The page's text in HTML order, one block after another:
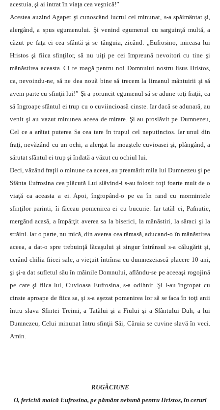
acestuia, şi ai intrat în viaţa cea veşnică!”
Acestea auzind Agapet şi cunoscând lucrul cel minunat, s-a spăimântat şi,
alergând, a spus egumenului. Şi venind egumenul cu sarguinţă multă, a
căzut pe faţa ei cea sfântă şi se tânguia, zicând: „Eufrosino, mireasa lui
Hristos şi fiica sfinţilor, să nu uiţi pe cei împreună nevoitori cu tine şi
mănăstirea aceasta. Ci te roagă pentru noi Domnului nostru Iisus Hristos,
ca, nevoindu-ne, să ne dea nouă bine să trecem la limanul mântuirii şi să
avem parte cu sfinţii lui!” Şi a poruncit egumenul să se adune toţi fraţii, ca
să îngroape sfântul ei trup cu o cuviincioasă cinste. Iar dacă se adunară, au
venit şi au vazut minunea aceea de mirare. Şi au proslăvit pe Dumnezeu,
Cel ce a arătat puterea Sa cea tare în trupul cel neputincios. Iar unul din
fraţi, nevăzând cu un ochi, a alergat la moaştele cuvioasei şi, plângând, a
sărutat sfântul ei trup şi îndată a văzut cu ochiul lui.
Deci, văzând fraţii o minune ca aceea, au preamărit mila lui Dumnezeu şi pe
Sfânta Eufrosina cea plăcută Lui slăvind-i s-au folosit toţi foarte mult de o
viaţă ca aceasta a ei. Apoi, îngropând-o pe ea în rand cu mormintele
sfinţilor parinti, îi făceau pomenirea ei cu bucurie. Iar tatăl ei, Pafnutie,
mergând acasă, a împărţit averea sa la biserici, la mănăstiri, la săraci şi la
străini. Iar o parte, nu mică, din averea cea rămasă, aducand-o în mănăstirea
aceea, a dat-o spre trebuinţă lăcaşului şi singur întrânsul s-a călugărit şi,
cerând chilia fiicei sale, a vieţuit întrînsa cu dumnezeiască placere 10 ani,
şi şi-a dat sufletul său în mâinile Domnului, aflându-se pe aceeaşi rogojină
pe care şi fiica lui, Cuvioasa Eufrosina, s-a odihnit. Şi l-au îngropat cu
cinste aproape de fiica sa, şi s-a aşezat pomenirea lor să se faca în toţi anii
întru slava Sfintei Treimi, a Tatălui şi a Fiului şi a Sfântului Duh, a lui
Dumnezeu, Celui minunat întru sfinţii Săi, Căruia se cuvine slavă în veci.
Amin.
RUGĂCIUNE
O, fericită maică Eufrosina, pe pământ nebună pentru Hristos, în ceruri